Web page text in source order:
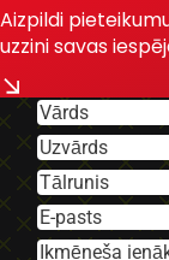
-Priekšējie un
parkošanās
-Atpakaļ skata
-Vieglmetāla
-Sēdvietu skaits
-Autohold funcija.
-U.C. ekstras.
Aizpildi
uzzini savas